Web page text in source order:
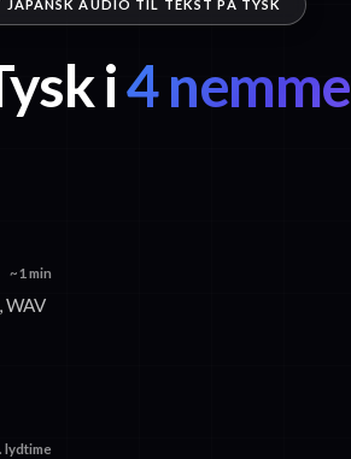
AUDIO TIL TEKST PÅ TYSK
i4
~1 min
WAV
lydtime